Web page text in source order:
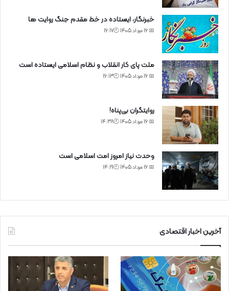
خبرنگار، ایستاده در خط مقدم جنگ روایت ها
📅 16 مرداد 1405 🕙16:17
ملت پای کار انقلاب و نظام اسلامی ایستاده است
📅 16 مرداد 1405 🕙16:13
روایتگران بی‌پناه!
📅 16 مرداد 1405 🕙14:38
وحدت نیاز امروز امت اسلامی است
📅 16 مرداد 1405 🕙14:19
آخرین اخبار اقتصادی